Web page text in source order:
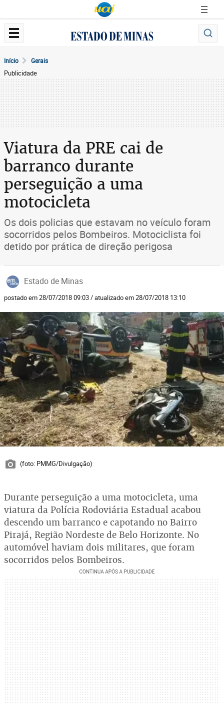
Início Gerais
Publicidade
Viatura da PRE cai de
barranco durante
perseguição a uma
motocicleta
Os dois policias que estavam no veículo foram
socorridos pelos Bombeiros. Motociclista foi
detido por prática de direção perigosa
Estado de Minas
postado em 28/07/2018 09:03 / atualizado em 28/07/2018 13:10
(foto: PMMG/Divulgação)
Durante perseguição a uma motocicleta, uma
viatura da Polícia Rodoviária Estadual acabou
descendo um barranco e capotando no Bairro
Pirajá, Região Nordeste de Belo Horizonte. No
automóvel haviam dois militares, que foram
socorridos pelos Bombeiros.